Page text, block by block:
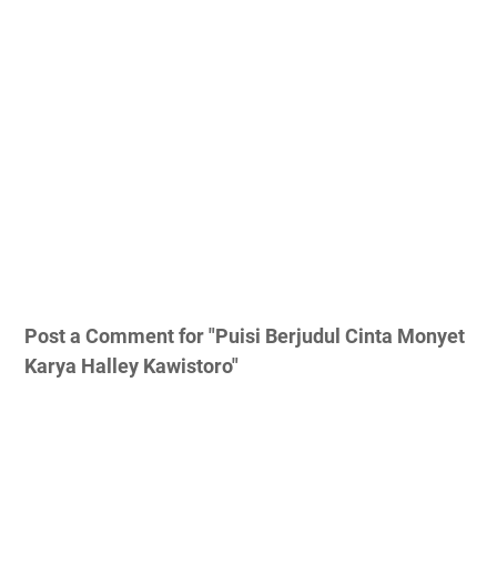
Post a Comment for "Puisi Berjudul Cinta Monyet
Karya Halley Kawistoro"